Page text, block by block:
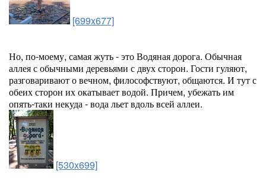
[699x677]
Но, по-моему, самая жуть - это Водяная дорога. Обычная
аллея с обычными деревьями с двух сторон. Гости гуляют,
разговаривают о вечном, философствуют, общаются. И тут с
обеих сторон их окатывает водой. Причем, убежать им
опять-таки некуда - вода льет вдоль всей аллеи.
[530x699]